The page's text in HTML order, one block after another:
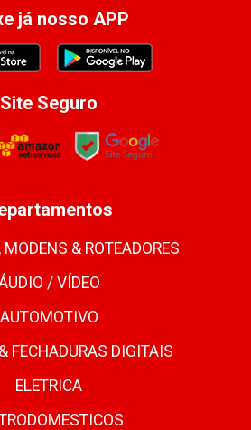
já nosso APP
Site Seguro
& ROTEADORES
/ VÍDEO
AUTOMOTIVO
FECHADURAS DIGITAIS
ELETRICA